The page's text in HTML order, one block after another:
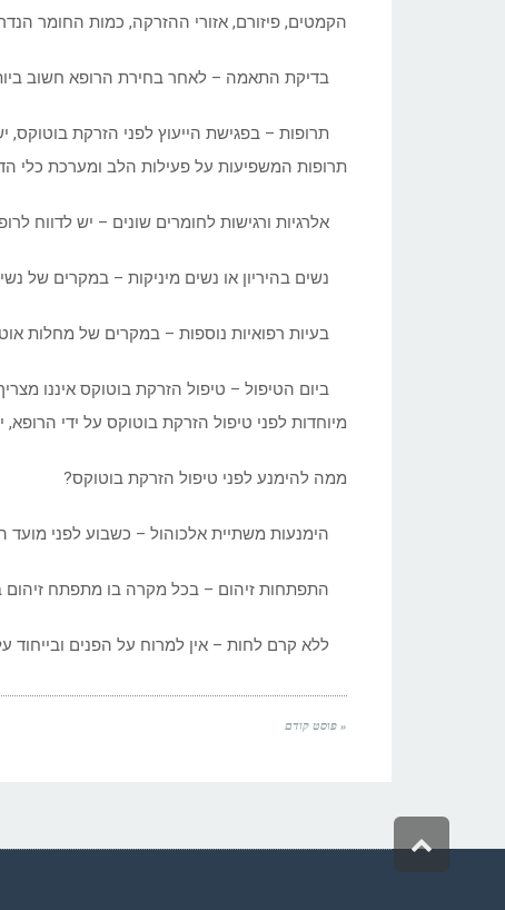
הקמטים, פיזורם, אזורי ההזרקה, כמות החומר
בדיקת התאמה – לאחר בחירת הרופא חשוב
תרופות – בפגישת הייעוץ לפני הזרקת בוטוקס,
תרופות המשפיעות על פעילות הלב ומערכת כלי
אלרגיות ורגישות לחומרים שונים – יש לדווח
נשים בהיריון או נשים מיניקות – במקרים של
בעיות רפואיות נוספות – במקרים של מחלות
ביום הטיפול – טיפול הזרקת בוטוקס איננו
מיוחדות לפני טיפול הזרקת בוטוקס על ידי הרופא,
ממה להימנע לפני טיפול הזרקת בוטוקס?
הימנעות משתיית אלכוהול – כשבוע לפני מועד
התפתחות זיהום – בכל מקרה בו מתפתח זיהום
ללא קרם לחות – אין למרוח על הפנים ובייחוד
« פוסט קודם
גלילה